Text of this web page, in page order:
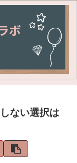
ない選択は